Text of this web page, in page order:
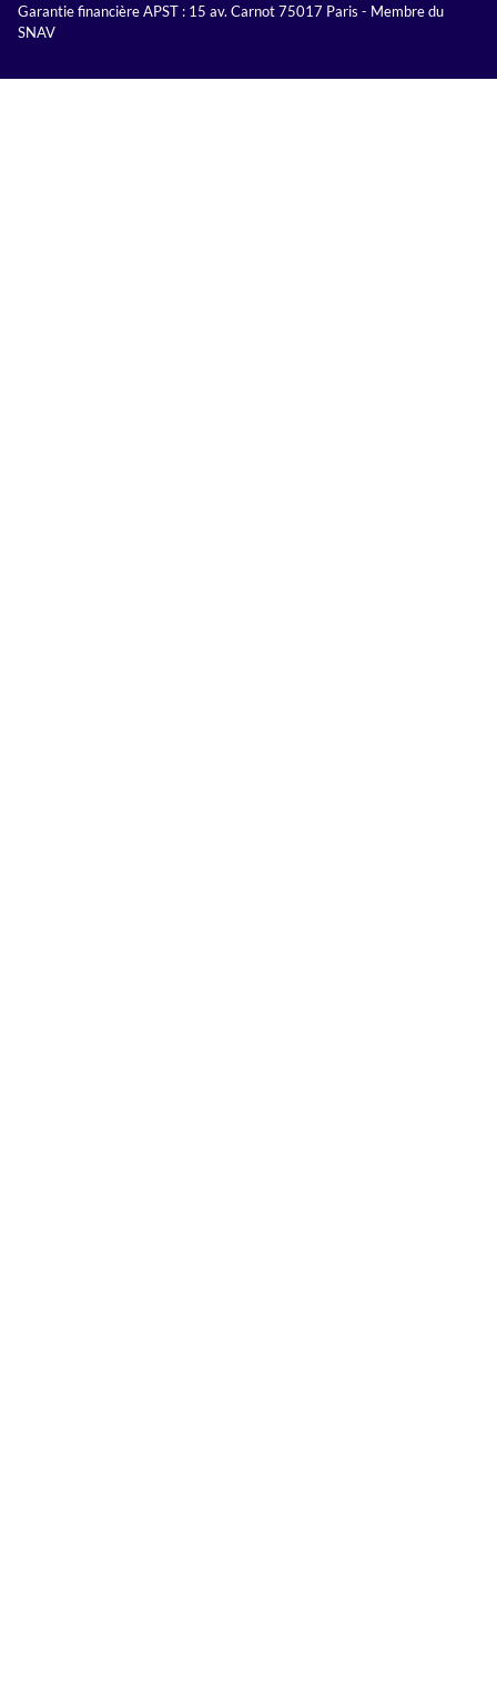
Garantie financière APST : 15 av. Carnot 75017 Paris - Membre du
SNAV